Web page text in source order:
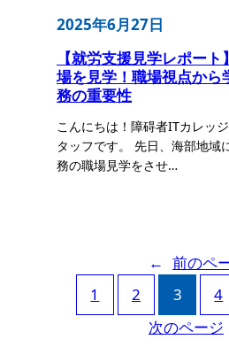
2025年6月27日
【就労支援見学レポー
場を見学！職場視点から
務の重要性
こんにちは！障碍者ITカレッ
タッフです。 先日、海部地域
務の職場見学をさせ…
← 前のペ
1
2 3 4
次のページ